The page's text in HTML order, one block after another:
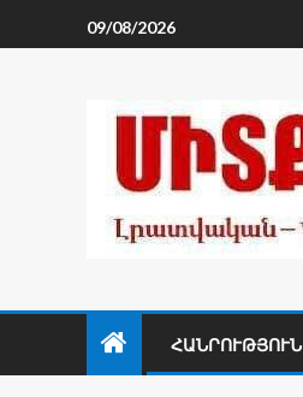
09/08/2026
ՀԱՆՐՈՒԹՅՈՒՆ